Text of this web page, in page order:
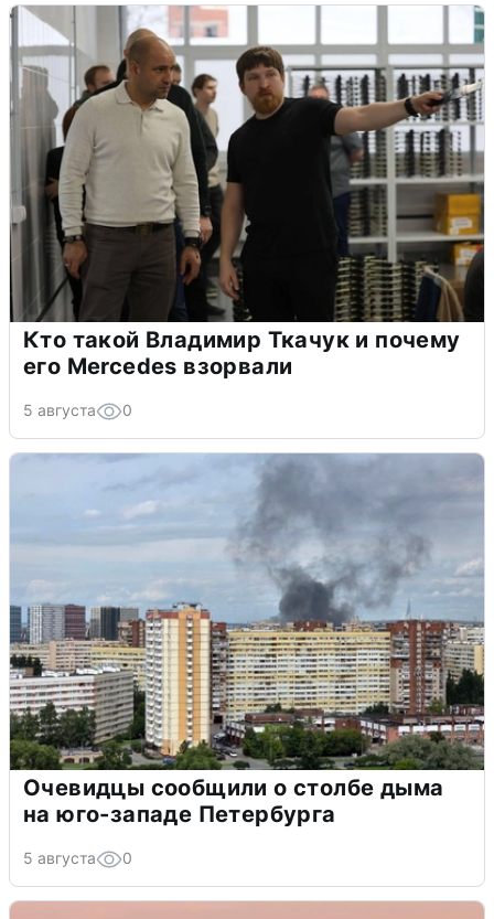
Кто такой Владимир Ткачук и почему
его Mercedes взорвали
5 августа 0
Очевидцы сообщили о столбе дыма
на юго-западе Петербурга
5 августа 0